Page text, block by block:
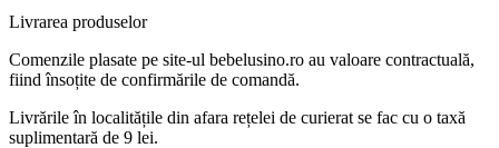
Livrarea produselor
Comenzile plasate pe site-ul bebelusino.ro au valoare contractuală,
fiind însoțite de confirmările de comandă.
Livrările în localitățile din afara rețelei de curierat se fac cu o taxă
suplimentară de 9 lei.